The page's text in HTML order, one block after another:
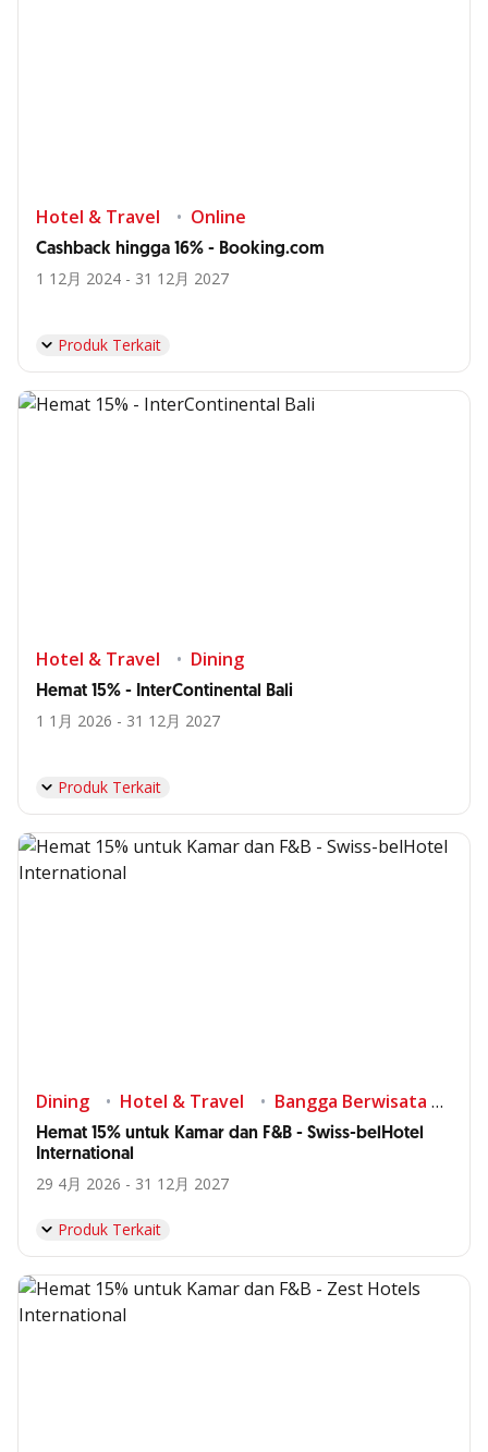
Hotel & Travel Online
Cashback hingga 16% - Booking.com
1 12月 2024 - 31 12月 2027
Produk Terkait
Hotel & Travel Dining
Hemat 15% - InterContinental Bali
1 1月 2026 - 31 12月 2027
Produk Terkait
Dining Hotel & Travel Bangga Berwisata di Indonesia
Hemat 15% untuk Kamar dan F&B - Swiss-belHotel
International
29 4月 2026 - 31 12月 2027
Produk Terkait